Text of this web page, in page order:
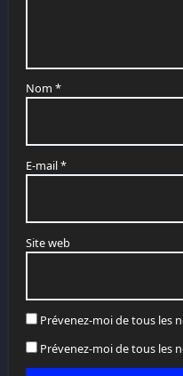
Nom *
E-mail*
Site web
Prévenez-moi de tous les
Prévenez-moi de tous les